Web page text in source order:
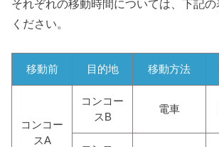
それぞれの移動時間については、下記
ください。
移動前 目的地 移動方法
コンコー
スA
コンコー
スB
電車